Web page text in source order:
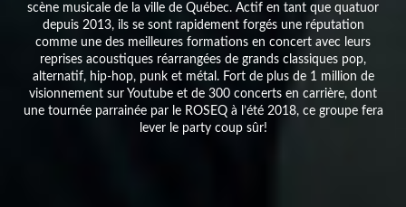
scène musicale de la ville de Québec. Actif en tant que quatuor
depuis 2013, ils se sont rapidement forgés une réputation
comme une des meilleures formations en concert avec leurs
reprises acoustiques réarrangées de grands classiques pop,
alternatif, hip-hop, punk et métal. Fort de plus de 1 million de
visionnement sur Youtube et de 300 concerts en carrière, dont
une tournée parrainée par le ROSEQ à l’été 2018, ce groupe fera
lever le party coup sûr!